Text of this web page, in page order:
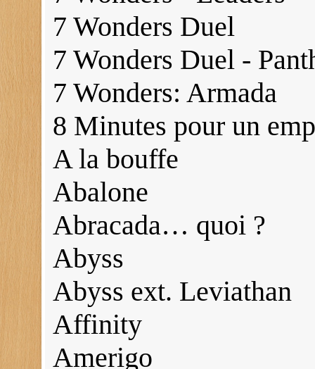
7 Wonders Duel
7 Wonders Duel -
7 Wonders: Armada
8 Minutes pour un
A la bouffe
Abalone
Abracada… quoi ?
Abyss
Abyss ext. Leviathan
Affinity
Amerigo